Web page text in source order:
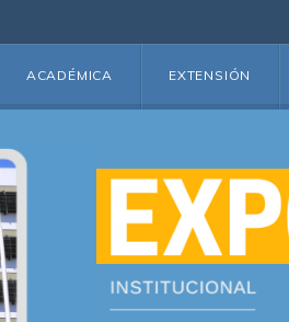
ACADÉMICA EXTENSIÓN